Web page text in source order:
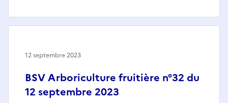
BSV Arboriculture fruitière n°32 du
12 septembre 2023
12 septembre 2023